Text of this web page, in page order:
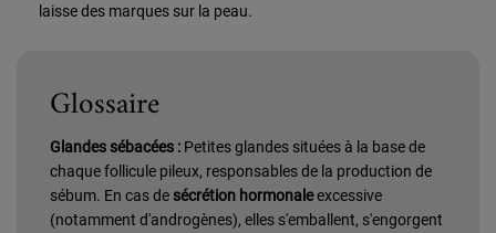
laisse des marques sur la peau.
Glossaire
Glandes sébacées : Petites glandes situées à la base de
chaque follicule pileux, responsables de la production de
sébum. En cas desécrétion hormonaleexcessive
(notamment d'androgènes), elles s'emballent, s'engorgent